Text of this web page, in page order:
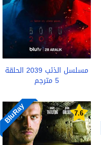
مسلسل الذئب 2039 الحلقة
5 مترجم
7.6
BluRay